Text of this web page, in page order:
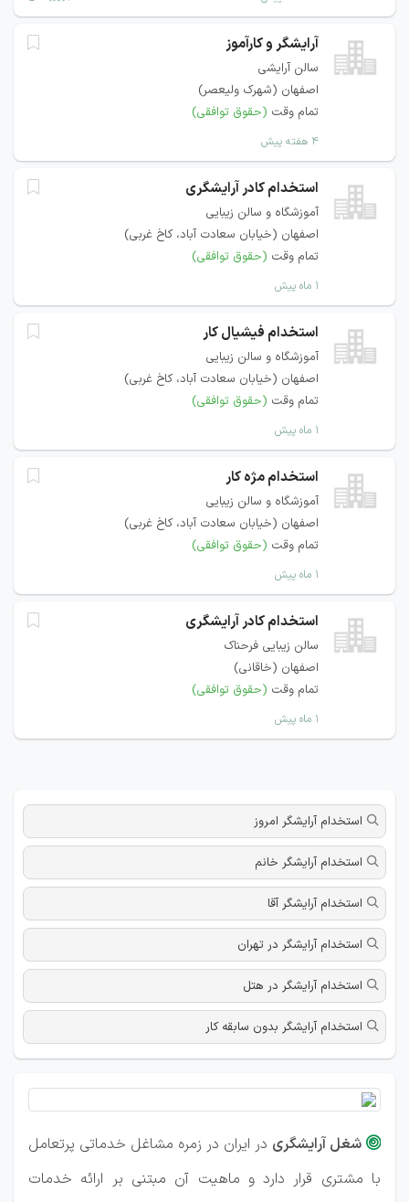
آرایشگر و کارآموز
سالن آرایشی
اصفهان (شهرک ولیعصر)
تمام وقت (حقوق توافقی)
۴ هفته پیش
استخدام کادر آرایشگری
آموزشگاه و سالن زیبایی
اصفهان (خیابان سعادت آباد، کاخ غربی)
تمام وقت (حقوق توافقی)
۱ ماه پیش
استخدام فیشیال کار
آموزشگاه و سالن زیبایی
اصفهان (خیابان سعادت آباد، کاخ غربی)
تمام وقت (حقوق توافقی)
۱ ماه پیش
استخدام مژه کار
آموزشگاه و سالن زیبایی
اصفهان (خیابان سعادت آباد، کاخ غربی)
تمام وقت (حقوق توافقی)
۱ ماه پیش
استخدام کادر آرایشگری
سالن زیبایی فرحناک
اصفهان (خاقانی)
تمام وقت (حقوق توافقی)
۱ ماه پیش
استخدام آرایشگر امروز
استخدام آرایشگر خانم
استخدام آرایشگر آقا
استخدام آرایشگر در تهران
استخدام آرایشگر در هتل
استخدام آرایشگر بدون سابقه کار
 شغل آرایشگری در ایران در زمره مشاغل خدماتی پرتعامل
با مشتری قرار دارد و ماهیت آن مبتنی بر ارائه خدمات